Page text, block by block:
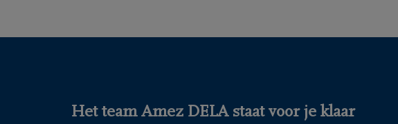
Het team Amez DELA staat voor je klaar